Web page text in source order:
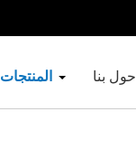
المنتجات حول بنا